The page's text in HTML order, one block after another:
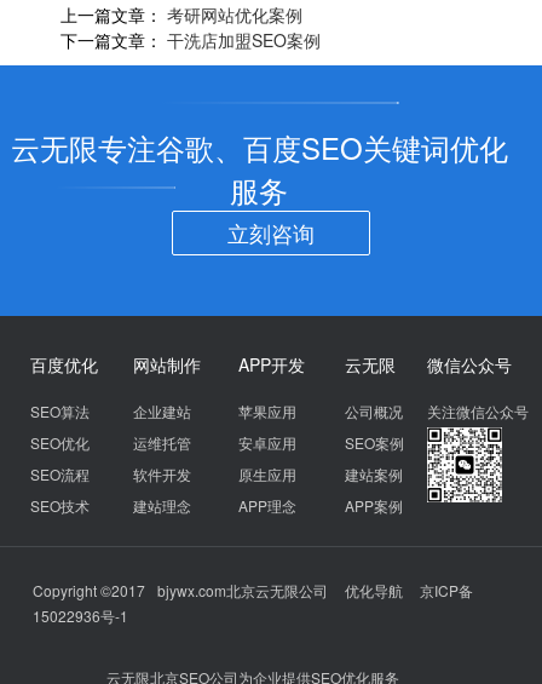
上一篇文章： 考研网站优化案例
下一篇文章： 干洗店加盟SEO案例
云无限专注谷歌、百度SEO关键词优化
服务
立刻咨询
百度优化
SEO算法
SEO优化
SEO流程
SEO技术
网站制作
企业建站
运维托管
软件开发
建站理念
APP开发
苹果应用
安卓应用
原生应用
APP理念
云无限
公司概况
SEO案例
建站案例
APP案例
微信公众号
关注微信公众号
Copyright ©2017 bjywx.com北京云无限公司 优化导航
京ICP备
15022936号-1
云无限北京SEO公司为企业提供SEO优化服务